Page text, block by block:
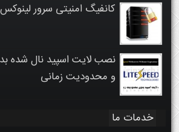
کانفیگ امنیتی سرور لینوکس
نصب لایت اسپید نال شده
و محدودیت زمانی
خدمات ما